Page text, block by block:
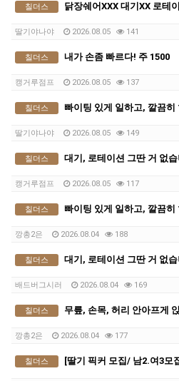
칠더스 닭장쉐어XXX 대기XX 로테이션XX/
딸기야나야 2026.08.05 141
칠더스 내가 손좀 빠르다! 주 1500
캥거루점프 2026.08.05 137
칠더스 빠이팅 있게 일하고, 깔끔히
딸기야나야 2026.08.05 149
칠더스 대기, 로테이션 그딴 거 없
캥거루점프 2026.08.05 117
칠더스 빠이팅 있게 일하고, 깔끔히
깡총2은 2026.08.04 188
칠더스 대기, 로테이션 그딴 거 없
배드버그시러 2026.08.04 169
칠더스 무릎, 손목, 허리 안아프게 앉아서 일
깡총2은 2026.08.04 177
칠더스 [딸기 픽커 모집/ 남2.여3모